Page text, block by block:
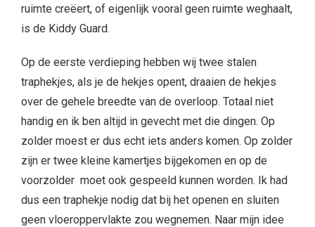
ruimte creëert, of eigenlijk vooral geen ruimte weghaalt,
is de Kiddy Guard.
Op de eerste verdieping hebben wij twee stalen
traphekjes, als je de hekjes opent, draaien de hekjes
over de gehele breedte van de overloop. Totaal niet
handig en ik ben altijd in gevecht met die dingen. Op
zolder moest er dus echt iets anders komen. Op zolder
zijn er twee kleine kamertjes bijgekomen en op de
voorzolder moet ook gespeeld kunnen worden. Ik had
dus een traphekje nodig dat bij het openen en sluiten
geen vloeroppervlakte zou wegnemen. Naar mijn idee